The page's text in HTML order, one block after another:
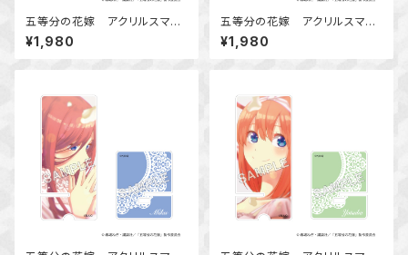
五等分の花嫁 アクリルスマホ
スタンド 中野 一花
¥1,980
五等分の花嫁 アクリルスマホ
スタンド 中野 二乃
¥1,980